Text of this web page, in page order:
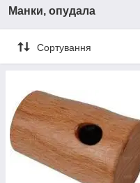
Манки, опудала
Сортування